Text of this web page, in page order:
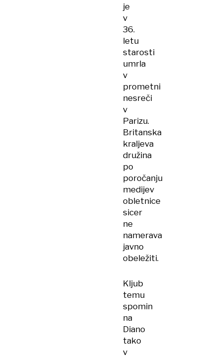
je
v
36.
letu
starosti
umrla
v
prometni
nesreči
v
Parizu.
Britanska
kraljeva
družina
po
poročanju
medijev
obletnice
sicer
ne
namerava
javno
obeležiti.
Kljub
temu
spomin
na
Diano
tako
v